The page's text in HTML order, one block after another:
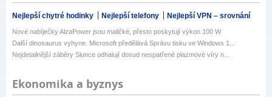
Nejlepší chytré hodinky Nejlepší telefony Nejlepší VPN – srovnání
Nové nabíječky AlzaPower jsou maličké, přesto poskytují výkon 100 W
Další dinosaurus vyhyne. Microsoft předělává Správu tisku ve Windows 1...
Nejdetailnější záběry Slunce odhalují dosud nespatřené plazmové víry n...
Ekonomika a byznys